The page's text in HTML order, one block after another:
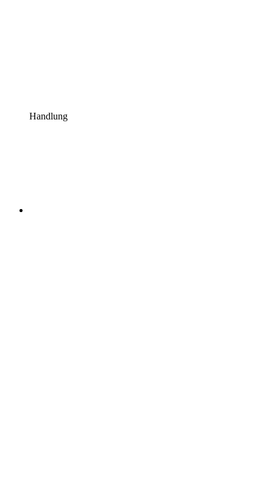
Handlung